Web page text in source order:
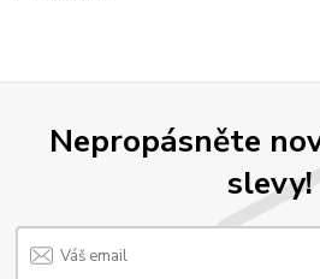
Nepropásněte
slevy!